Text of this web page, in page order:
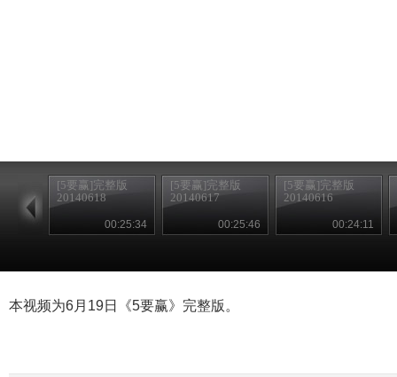
[5要赢]完整版
20140618
00:25:34
[5要赢]完整版
20140617
00:25:46
[5要赢]完整版
20140616
00:24:11
本视频为6月19日《5要赢》完整版。